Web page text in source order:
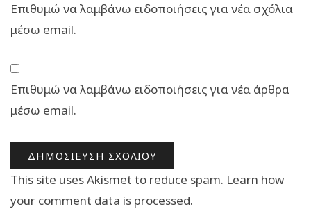
Επιθυμώ να λαμβάνω ειδοποιήσεις για νέα σχόλια
μέσω email.
Επιθυμώ να λαμβάνω ειδοποιήσεις για νέα άρθρα
μέσω email.
This site uses Akismet to reduce spam. Learn how
your comment data is processed.